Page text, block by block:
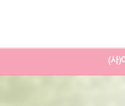
(사)